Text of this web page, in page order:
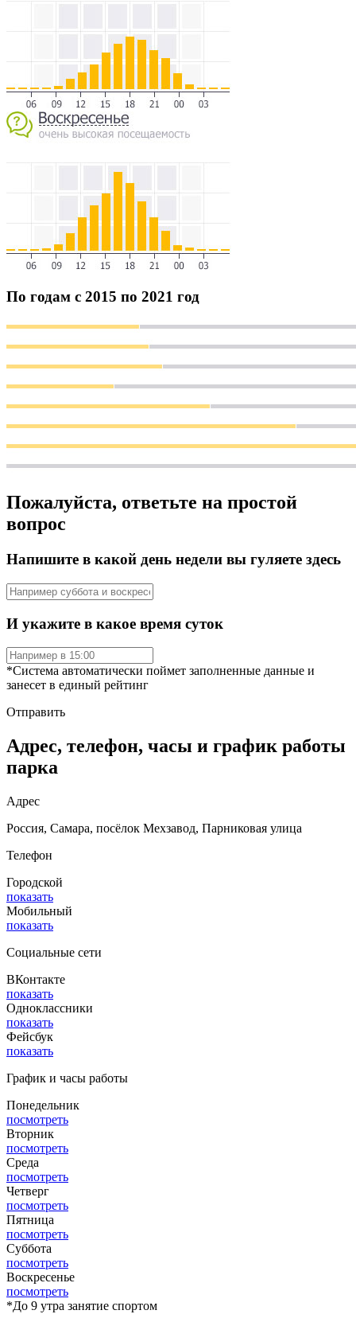
По годам с 2015 по 2021 год
Пожалуйста, ответьте на простой
вопрос
Напишите в какой день недели вы гуляете здесь
И укажите в какое время суток
*Система автоматически поймет заполненные данные и
занесет в единый рейтинг
Отправить
Адрес, телефон, часы и график работы
парка
Адрес
Россия, Самара, посёлок Мехзавод, Парниковая улица
Телефон
Городской
показать
Мобильный
показать
Социальные сети
ВКонтакте
показать
Одноклассники
показать
Фейсбук
показать
График и часы работы
Понедельник
посмотреть
Вторник
посмотреть
Среда
посмотреть
Четверг
посмотреть
Пятница
посмотреть
Суббота
посмотреть
Воскресенье
посмотреть
*До 9 утра занятие спортом